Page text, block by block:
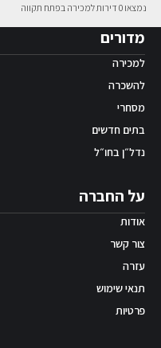
אפליקציית ‫Android
נמצאו 0 דירות למכירה בפתח תקווה
מדורים
למכירה
להשכרה
מסחרי
בתים חדשים
נדל״ן בחו״ל
על החברה
אודות
צור קשר
עזרה
תנאי שימוש
פרטיות